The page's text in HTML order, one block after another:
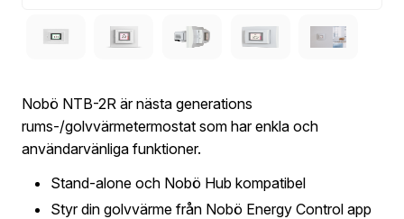
Nobö NTB-2R är nästa generations
rums-/golvvärmetermostat som har enkla och
användarvänliga funktioner.
Stand-alone och Nobö Hub kompatibel
Styr din golvvärme från Nobö Energy Control app